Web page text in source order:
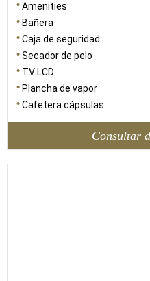
Amenities
Bañera
Caja de seguridad
Secador de pelo
TV LCD
Plancha de vapor
Cafetera cápsulas
Consultar